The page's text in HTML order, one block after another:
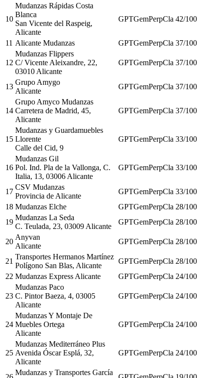
10
Mudanzas Rápidas Costa
Blanca
San Vicente del Raspeig,
Alicante
GPTGemPerpCla 42/100
11 Alicante Mudanzas GPTGemPerpCla 37/100
12
Mudanzas Flippers
C/ Vicente Aleixandre, 22,
03010 Alicante
GPTGemPerpCla 37/100
13
Grupo Amygo
Alicante
GPTGemPerpCla 37/100
14
Grupo Amyco Mudanzas
Carretera de Madrid, 45,
Alicante
GPTGemPerpCla 37/100
15
Mudanzas y Guardamuebles
Llorente
Calle del Cid, 9
GPTGemPerpCla 33/100
16
Mudanzas Gil
Pol. Ind. Pla de la Vallonga, C.
Italia, 13, 03006 Alicante
GPTGemPerpCla 33/100
17
CSV Mudanzas
Provincia de Alicante
GPTGemPerpCla 33/100
18 Mudanzas Elche GPTGemPerpCla 28/100
19
Mudanzas La Seda
C. Teulada, 23, 03009 Alicante
GPTGemPerpCla 28/100
20
Anyvan
Alicante
GPTGemPerpCla 28/100
21
Transportes Hermanos Martínez
Polígono San Blas, Alicante
GPTGemPerpCla 28/100
22 Mudanzas Express Alicante GPTGemPerpCla 24/100
23
Mudanzas Paco
C. Pintor Baeza, 4, 03005
Alicante
GPTGemPerpCla 24/100
24
Mudanzas Y Montaje De
Muebles Ortega
Alicante
GPTGemPerpCla 24/100
25
Mudanzas Mediterráneo Plus
Avenida Óscar Esplá, 32,
Alicante
GPTGemPerpCla 24/100
Mudanzas y Transportes García